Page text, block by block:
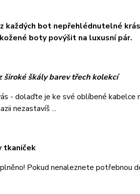
každých bot nepřehlédnutelné
boty povýšit na luxusní pár.
široké škály barev třech kolekcí
- dolaďte je ke své oblíbené
nezastavíš ...
tkaniček
Pokud nenaleznete potřebnou